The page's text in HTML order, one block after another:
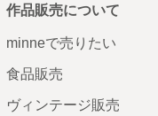
作品販売について
minneで売りたい
食品販売
ヴィンテージ販売